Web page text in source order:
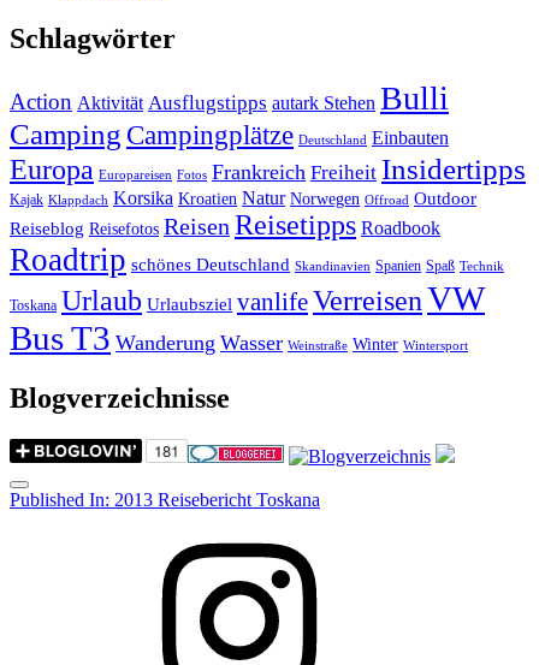
Schlagwörter
Action Aktivität Ausflugstipps autark Stehen Bulli
Camping Campingplätze Deutschland Einbauten
Europa Europareisen Fotos Frankreich Freiheit Insidertipps
Kajak Klappdach Korsika Kroatien Natur Norwegen Offroad Outdoor
Reiseblog Reisefotos ReisenReisetipps Roadbook
Roadtrip schönes Deutschland Skandinavien Spanien Spaß Technik
Toskana Urlaub Urlaubsziel vanlifeVerreisenVW
Bus T3 Wanderung Wasser Weinstraße Winter Wintersport
Blogverzeichnisse
Menu
Post
Published In: 2013 Reisebericht Toskana